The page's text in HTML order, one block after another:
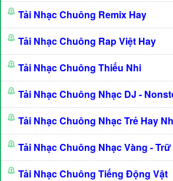
Tải Nhạc Chuông Remix Hay
Tải Nhạc Chuông Rap Việt Hay
Tải Nhạc Chuông Thiếu Nhi
Tải Nhạc Chuông Nhạc DJ -
Tải Nhạc Chuông Nhạc Trẻ Hay
Tải Nhạc Chuông Nhạc Vàng -
Tải Nhạc Chuông Tiếng Động Vật